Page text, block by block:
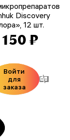
Discovery
12 шт.
150 ₽
Войти
для
заказа